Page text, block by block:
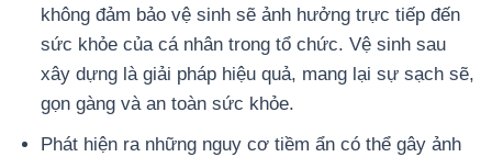
không đảm bảo vệ sinh sẽ ảnh hưởng trực tiếp đến
sức khỏe của cá nhân trong tổ chức. Vệ sinh sau
xây dựng là giải pháp hiệu quả, mang lại sự sạch sẽ,
gọn gàng và an toàn sức khỏe.
Phát hiện ra những nguy cơ tiềm ẩn có thể gây ảnh